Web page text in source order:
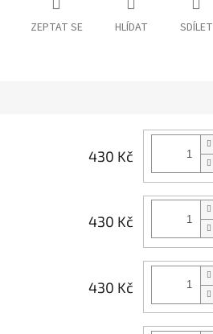
ZEPTAT SE HLÍDAT SDÍLET
430 Kč
430 Kč
430 Kč